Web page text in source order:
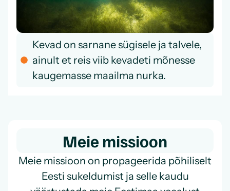
Kevad on sarnane sügisele ja talvele,
ainult et reis viib kevadeti mõnesse
kaugemasse maailma nurka.
Meie missioon
Meie missioon on propageerida põhiliselt
Eesti sukeldumist ja selle kaudu